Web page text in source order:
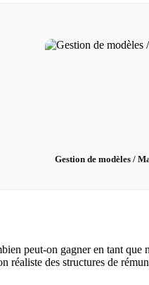
Gestion de modèles /
peut-on gagner en tant
réaliste des structures de